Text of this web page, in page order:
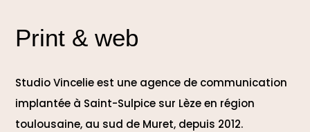
Print & web
Studio Vincelie est une agence de communication
implantée à Saint-Sulpice sur Lèze en région
toulousaine, au sud de Muret, depuis 2012.